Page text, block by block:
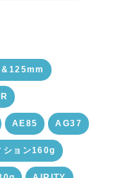
AE85 AG37
ション160g